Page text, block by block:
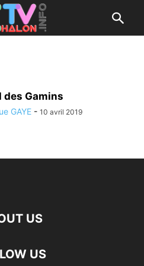
des Gamins
GAYE - 10 avril 2019
US
US